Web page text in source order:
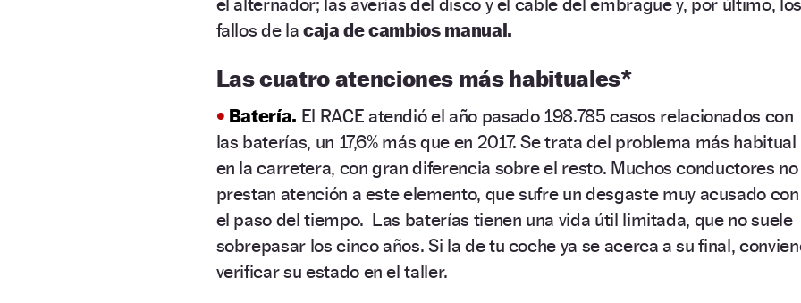
fallos de la caja de cambios manual.
Las cuatro atenciones más habituales*
• Batería. El RACE atendió el año pasado 198.785 casos relacionados con
las baterías, un 17,6% más que en 2017. Se trata del problema más habitual
en la carretera, con gran diferencia sobre el resto. Muchos conductores no
prestan atención a este elemento, que sufre un desgaste muy acusado con
el paso del tiempo. Las baterías tienen una vida útil limitada, que no suele
sobrepasar los cinco años. Si la de tu coche ya se acerca a su final,
verificar su estado en el taller.